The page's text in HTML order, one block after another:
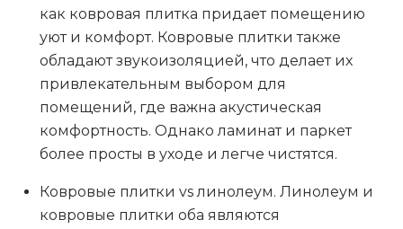
как ковровая плитка придает помещению
уют и комфорт. Ковровые плитки также
обладают звукоизоляцией, что делает их
привлекательным выбором для
помещений, где важна акустическая
комфортность. Однако ламинат и паркет
более просты в уходе и легче чистятся.
Ковровые плитки vs линолеум. Линолеум и
ковровые плитки оба являются